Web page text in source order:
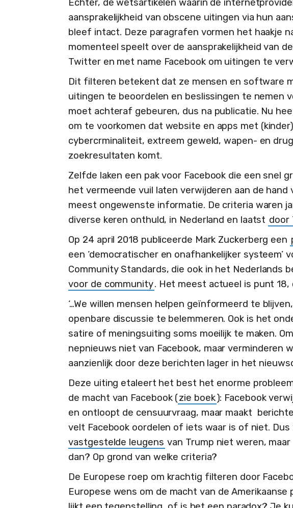
Echter, de wetsartikelen waarin de
aansprakelijkheid van obscene uitingen via hun
bleef intact. Deze paragrafen vormen het haakje
momenteel speelt over de aansprakelijkheid van
Twitter en met name Facebook om uitingen te
Dit filteren betekent dat ze mensen en software
uitingen te beoordelen en beslissingen te nemen
moet achteraf gebeuren, dus na publicatie. Nu
om te voorkomen dat website en apps met
cybercrminaliteit, extreem geweld, wapen- en
zoekresultaten komt.
Zelfde laken een pak voor Facebook die een snel
het vermeende vuil laten verwijderen aan de
meest ongewenste informatie. De criteria waren
diverse keren onthuld, in Nederland en laatst door
Op 24 april 2018 publiceerde Mark Zuckerberg een
een ‘democratischer en onafhankelijker systeem’
Community Standards, die ook in het Nederlands
voor de community. Het meest actueel is punt 18,
‘…We willen mensen helpen geïnformeerd te
openbare discussie te belemmeren. Ook is het
satire of meningsuiting soms moeilijk te maken.
nepnieuws niet van Facebook, maar verminderen
aanzienlijk door deze berichten lager in het
Deze uiting etaleert het best het enorme
de macht van Facebook (zie boek): Facebook
en ontloopt de censuurvraag, maar maakt
velt Facebook oordelen of iets waar is of niet. Dus
vastgestelde leugens van Trump niet weren,
dan? Op grond van welke criteria?
De Europese roep om krachtig filteren door
Europese wens om de macht van de